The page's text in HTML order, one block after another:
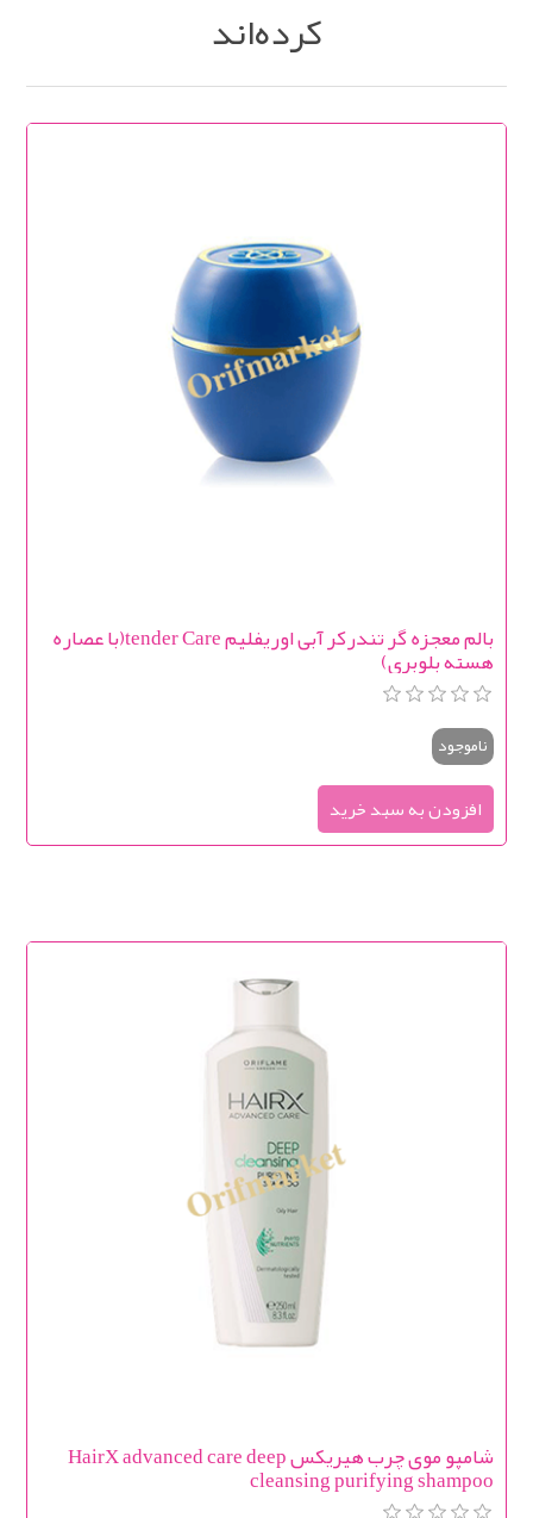
کرده‌اند
بالم معجزه گر تندرکر آبی اوریفلیم tender Care(با عصاره
هسته بلوبری)
ناموجود
شامپو موی چرب هیریکس HairX advanced care deep
cleansing purifying shampoo